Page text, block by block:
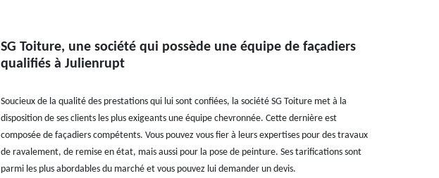
SG Toiture, une société qui possède une équipe de façadiers
qualifiés à Julienrupt
Soucieux de la qualité des prestations qui lui sont confiées, la société SG Toiture met à la
disposition de ses clients les plus exigeants une équipe chevronnée. Cette dernière est
composée de façadiers compétents. Vous pouvez vous fier à leurs expertises pour des travaux
de ravalement, de remise en état, mais aussi pour la pose de peinture. Ses tarifications sont
parmi les plus abordables du marché et vous pouvez lui demander un devis.